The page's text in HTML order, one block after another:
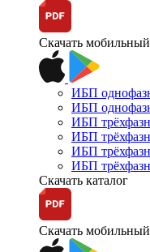
Скачать мобильный
ИБП
ИБП
ИБП
ИБП
ИБП
ИБП
Скачать каталог
Скачать мобильный